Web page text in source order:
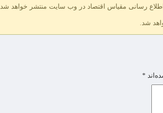
رسانی مقیاس اقتصاد در وب سایت منتشر خواهد شد
شد.
*